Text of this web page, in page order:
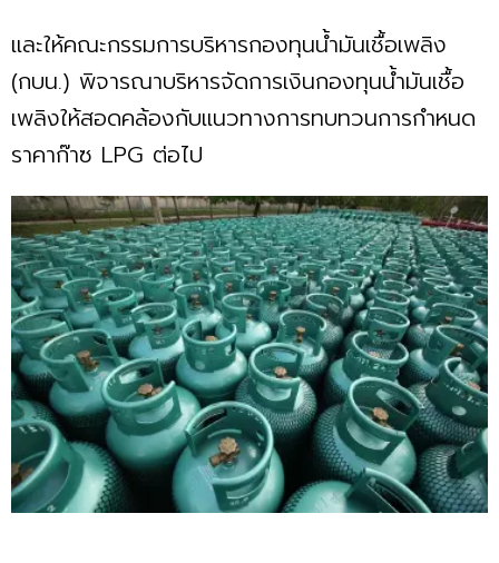
และให้คณะกรรมการบริหารกองทุนน้ำมันเชื้อเพลิง
(กบน.) พิจารณาบริหารจัดการเงินกองทุนน้ำมันเชื้อ
เพลิงให้สอดคล้องกับแนวทางการทบทวนการกำหนด
ราคาก๊าซ LPG ต่อไป